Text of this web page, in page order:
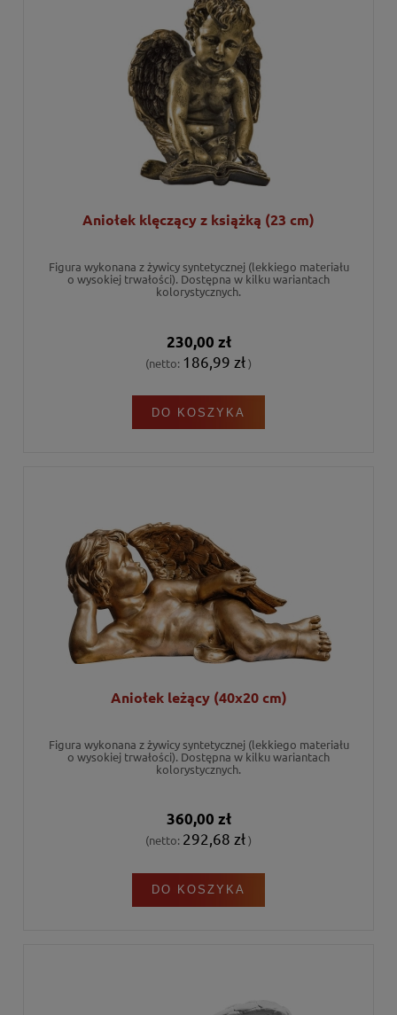
Aniołek klęczący z książką (23 cm)
Figura wykonana z żywicy syntetycznej (lekkiego materiału
o wysokiej trwałości). Dostępna w kilku wariantach
kolorystycznych.
230,00 zł
(netto: 186,99 zł)
DO KOSZYKA
Aniołek leżący (40x20 cm)
Figura wykonana z żywicy syntetycznej (lekkiego materiału
o wysokiej trwałości). Dostępna w kilku wariantach
kolorystycznych.
360,00 zł
(netto: 292,68 zł)
DO KOSZYKA